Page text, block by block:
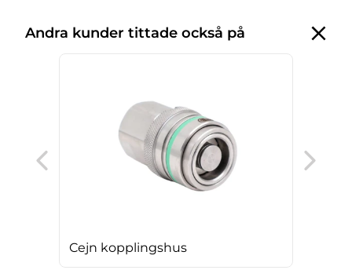
Andra kunder tittade också på
Cejn kopplingshus